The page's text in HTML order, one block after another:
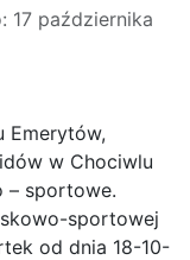
17 października
Emerytów,
w Chociwlu
– sportowe.
sportowej
od dnia 18-10-